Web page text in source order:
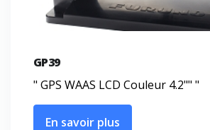
GP39
" GPS WAAS LCD Couleur 4.2"" "
En savoir plus